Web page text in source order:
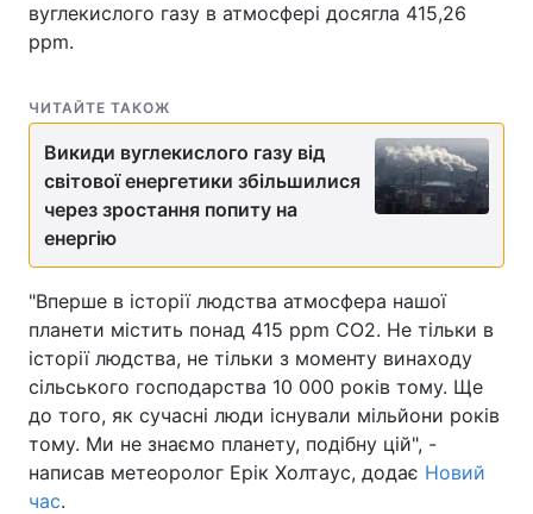
вуглекислого газу в атмосфері досягла 415,26
ppm.
ЧИТАЙТЕ ТАКОЖ
Викиди вуглекислого газу від
світової енергетики збільшилися
через зростання попиту на
енергію
"Вперше в історії людства атмосфера нашої
планети містить понад 415 ppm CO2. Не тільки в
історії людства, не тільки з моменту винаходу
сільського господарства 10 000 років тому. Ще
до того, як сучасні люди існували мільйони років
тому. Ми не знаємо планету, подібну цій", -
написав метеоролог Ерік Холтаус, додає Новий
час.